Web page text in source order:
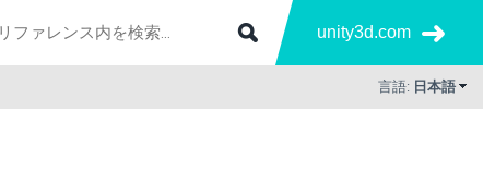
unity3d.com
言語: 日本語